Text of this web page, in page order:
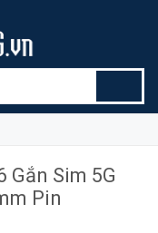
Gắn Sim 5G
Pin